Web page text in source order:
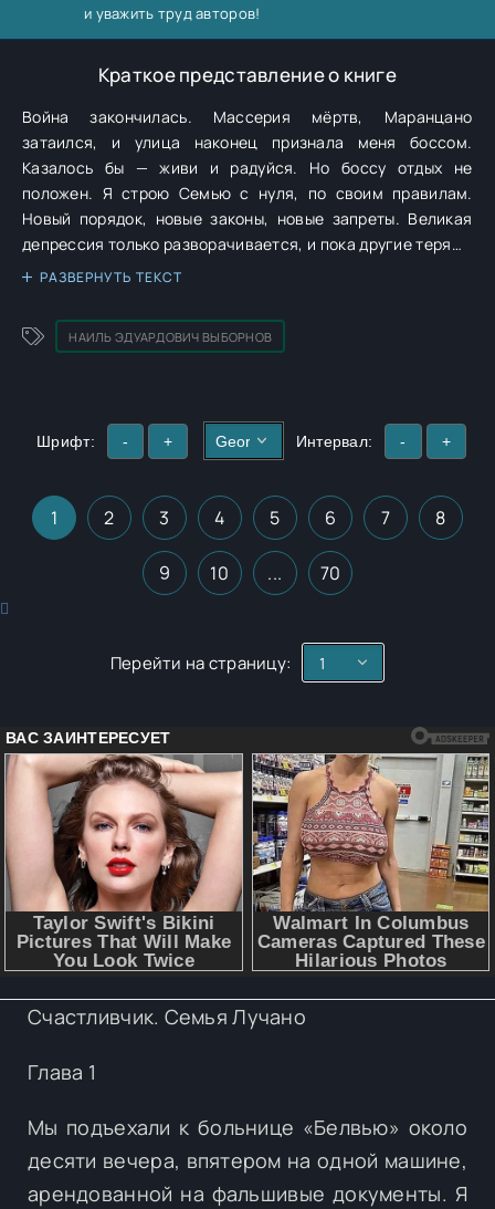
и уважить труд авторов!
Краткое представление о книге
Война закончилась. Массерия мёртв, Маранцано
затаился, и улица наконец признала меня боссом.
Казалось бы — живи и радуйся. Но боссу отдых не
положен. Я строю Семью с нуля, по своим правилам.
Новый порядок, новые законы, новые запреты. Великая
депрессия только разворачивается, и пока другие теряют
деньги, я намерен их зарабатывать. И времени у меня
момент могут появиться новые. И до того, как снова
прольётся кровь, мне нужно успеть многое.
РАЗВЕРНУТЬ ТЕКСТ
НАИЛЬ ЭДУАРДОВИЧ ВЫБОРНОВ
Шрифт: - + Интервал: - +
1 2 3 4 5 6 7 8
9 10 ... 70
Перейти на страницу:
Счастливчик. Семья Лучано
Глава 1
Мы подъехали к больнице «Белвью» около
десяти вечера, впятером на одной машине,
арендованной на фальшивые документы. Я